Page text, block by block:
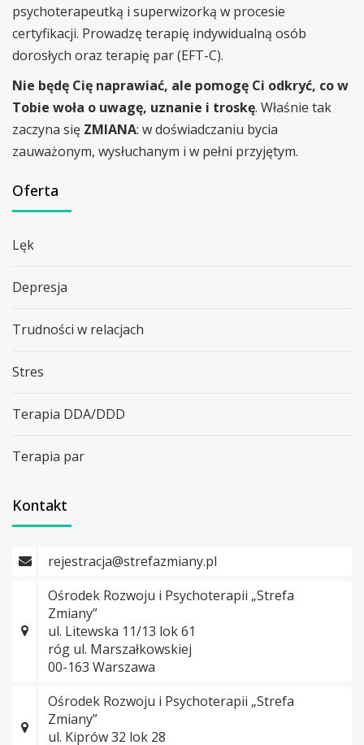
psychoterapeutką i superwizorką w procesie
certyfikacji. Prowadzę terapię indywidualną osób
dorosłych oraz terapię par (EFT-C).
Nie będę Cię naprawiać, ale pomogę Ci odkryć, co w
Tobie woła o uwagę, uznanie i troskę. Właśnie tak
zaczyna się ZMIANA: w doświadczaniu bycia
zauważonym, wysłuchanym i w pełni przyjętym.
Oferta
Lęk
Depresja
Trudności w relacjach
Stres
Terapia DDA/DDD
Terapia par
Kontakt
rejestracja@strefazmiany.pl
Ośrodek Rozwoju i Psychoterapii „Strefa
Zmiany”
ul. Litewska 11/13 lok 61
róg ul. Marszałkowskiej
00-163 Warszawa
Ośrodek Rozwoju i Psychoterapii „Strefa
Zmiany”
ul. Kiprów 32 lok 28